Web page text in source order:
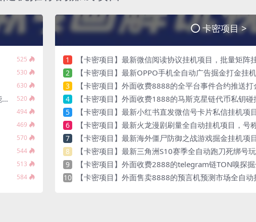
525
530
630
520
494
469
570
544
513
584
卡密项目 >
1 【卡密项目】最新微信阅读协议挂机项目，批量矩阵挂机，单
2 【卡密项目】最新OPPO手机全自动广告掘金打金挂机项目，单机一天
3 【卡密项目】外面收费8888的全平台事件合约推送打金脚本，号称胜
4 【卡密项目】外面收费1888的马斯克星链代币私钥碰撞神器，号称单
5 【卡密项目】最新小红书直发微信号卡片私信挂机项目，有效触达微信
6 【卡密项目】最新火龙漫剧刷量全自动挂机项目，号称单号爆
7 【卡密项目】最新海外僵尸防御之战游戏掘金挂机项目，单机
8 【卡密项目】最新三角洲S10赛季全自动跑刀死绑号玩法全自动搬砖挂机
9 【卡密项目】外面收费2888的telegram链TON嗅探掘金项目，号
10 【卡密项目】外面售卖8888的预言机预测市场全自动挂机套利项目，